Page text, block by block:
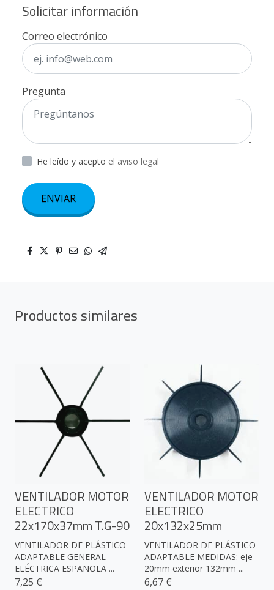
Solicitar información
Correo electrónico
Pregunta
He leído y acepto el aviso legal
ENVIAR
Productos similares
VENTILADOR MOTOR
ELECTRICO
22x170x37mm T.G-90
VENTILADOR DE PLÁSTICO
ADAPTABLE GENERAL
ELÉCTRICA ESPAÑOLA ...
7,25 €
VENTILADOR MOTOR
ELECTRICO
20x132x25mm
VENTILADOR DE PLÁSTICO
ADAPTABLE MEDIDAS: eje
20mm exterior 132mm ...
6,67 €